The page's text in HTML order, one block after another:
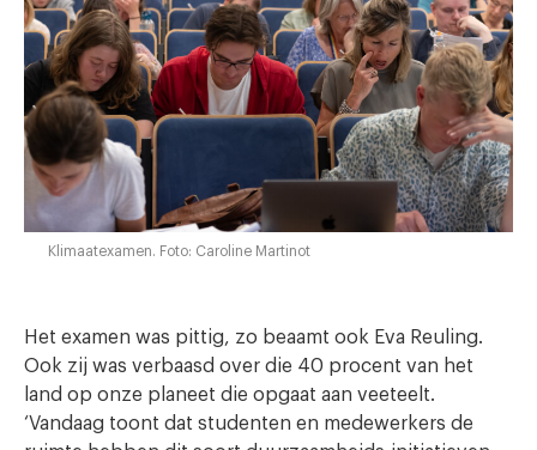
Klimaatexamen. Foto: Caroline Martinot
Het examen was pittig, zo beaamt ook Eva Reuling.
Ook zij was verbaasd over die 40 procent van het
land op onze planeet die opgaat aan veeteelt.
‘Vandaag toont dat studenten en medewerkers de